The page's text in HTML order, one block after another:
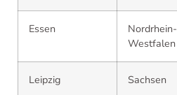
Essen
Nordrhein-
Westfalen
Leipzig Sachsen